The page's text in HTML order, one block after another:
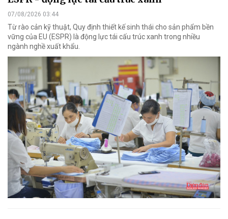
07/08/2026 03:44
Từ rào cản kỹ thuật, Quy định thiết kế sinh thái cho sản phẩm bền
vững của EU (ESPR) là động lực tái cấu trúc xanh trong nhiều
ngành nghề xuất khẩu.